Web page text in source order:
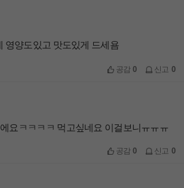
영양도있고 맛도있게 드세욤
공감0 신고 0
요ㅋㅋㅋㅋ 먹고싶네요 이걸보니ㅠㅠㅠ
공감0 신고 0